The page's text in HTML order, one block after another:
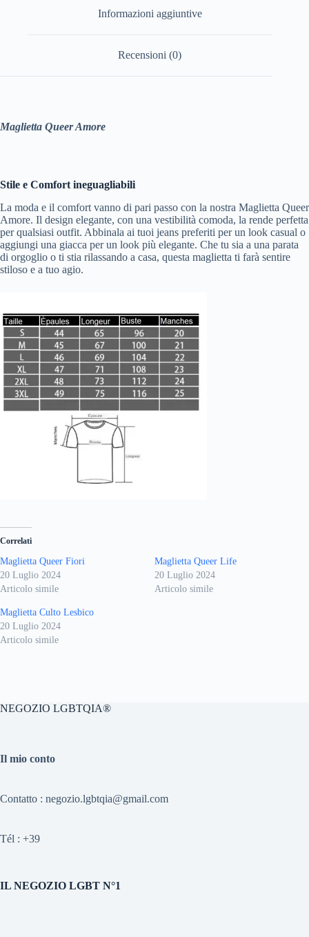
Informazioni aggiuntive
Recensioni (0)
Maglietta Queer Amore
Stile e Comfort ineguagliabili
La moda e il comfort vanno di pari passo con la nostra Maglietta Queer
Amore. Il design elegante, con una vestibilità comoda, la rende perfetta
per qualsiasi outfit. Abbinala ai tuoi jeans preferiti per un look casual o
aggiungi una giacca per un look più elegante. Che tu sia a una parata
di orgoglio o ti stia rilassando a casa, questa maglietta ti farà sentire
stiloso e a tuo agio.
Correlati
Maglietta Queer Fiori
20 Luglio 2024
Articolo simile
Maglietta Queer Life
20 Luglio 2024
Articolo simile
Maglietta Culto Lesbico
20 Luglio 2024
Articolo simile
NEGOZIO LGBTQIA®
Il mio conto
Contatto : negozio.lgbtqia@gmail.com
Tél : +39
IL NEGOZIO LGBT N°1